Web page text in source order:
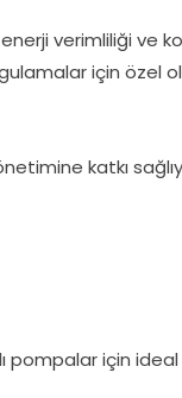
verimliliği ve
için özel
katkı
pompalar için ideal